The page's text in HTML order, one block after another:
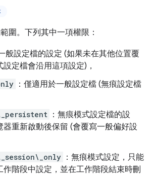
圍。下列其中一項權限：
般設定檔的設定 (如果未在其他位置覆
定檔會沿用這項設定)，
：僅適用於一般設定檔 (無痕設定檔
：無痕模式設定檔的設
器重新啟動後保留 (會覆寫一般偏好設
：無痕模式設定，只能
作階段中設定，並在工作階段結束時刪